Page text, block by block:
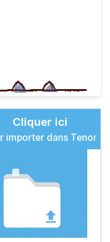
Cliquer ici
importer dans Tenor